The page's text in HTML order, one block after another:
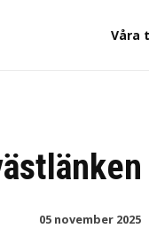
Våra
05 november 2025